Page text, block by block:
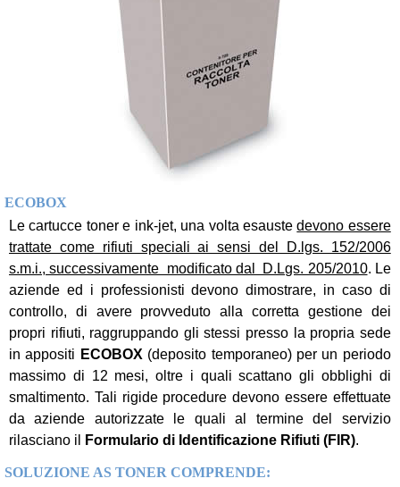
ECOBOX
Le cartucce toner e ink-jet, una volta esaustedevono essere
trattate come rifiuti speciali ai sensi del D.lgs. 152/2006
s.m.i., successivamente modificato dal D.Lgs. 205/2010. Le
aziende ed i professionisti devono dimostrare, in caso di
controllo, di avere provveduto alla corretta gestione dei
propri rifiuti, raggruppando gli stessi presso la propria sede
in appositi ECOBOX (deposito temporaneo) per un periodo
massimo di 12 mesi, oltre i quali scattano gli obblighi di
smaltimento. Tali rigide procedure devono essere effettuate
da aziende autorizzate le quali al termine del servizio
rilasciano il
Formulario di Identificazione Rifiuti (FIR).
SOLUZIONE AS TONER COMPRENDE: